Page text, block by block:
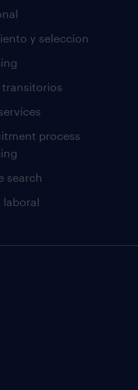
y seleccion
transitorios
process
search
laboral